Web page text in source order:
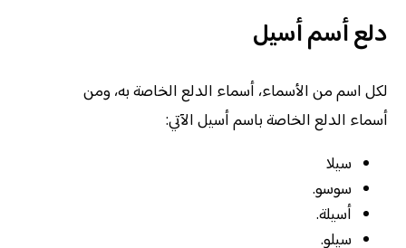
دلع أسم أسيل
لكل اسم من الأسماء، أسماء الدلع الخاصة به، ومن
أسماء الدلع الخاصة باسم أسيل الآتي:
سيلا
سوسو.
أسيلة.
سيلو.